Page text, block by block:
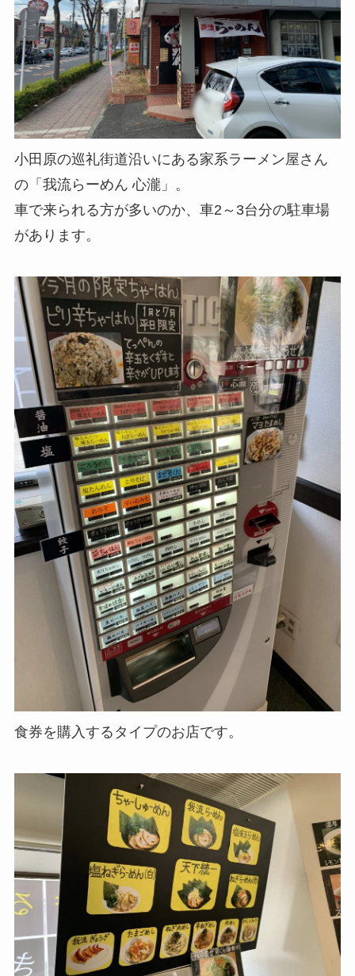
小田原の巡礼街道沿いにある家系ラーメン屋さん
の「我流らーめん 心瀧」。
車で来られる方が多いのか、車2～3台分の駐車場
があります。
食券を購入するタイプのお店です。